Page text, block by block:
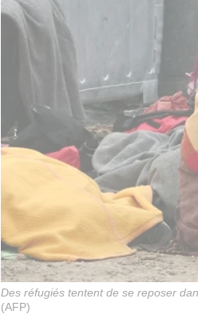
Des réfugiés tentent de se reposer
(AFP)